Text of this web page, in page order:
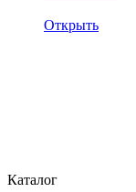
Открыть
Каталог